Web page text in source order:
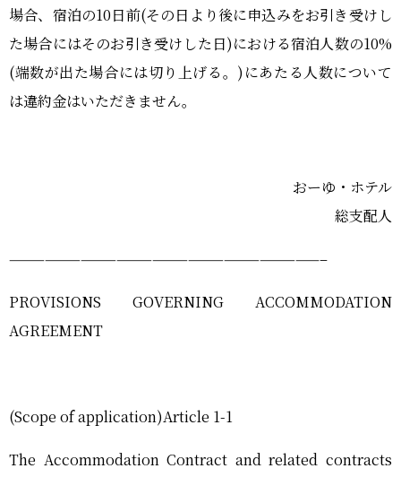
場合、宿泊の10日前(その日より後に申込みをお引き受けし
た場合にはそのお引き受けした日)における宿泊人数の10%
(端数が出た場合には切り上げる。)にあたる人数について
は違約金はいただきません。
おーゆ・ホテル
総支配人
——————————————————————————–
PROVISIONS GOVERNING ACCOMMODATION
AGREEMENT
(Scope of application)Article 1-1
The Accommodation Contract and related contracts